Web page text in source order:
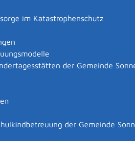
im Katastrophenschutz
der Gemeinde
der Gemeinde
haben ("Auflassung des
im Grundbuch
ist auch bei anderen
erforderlich.
führen in Baden-